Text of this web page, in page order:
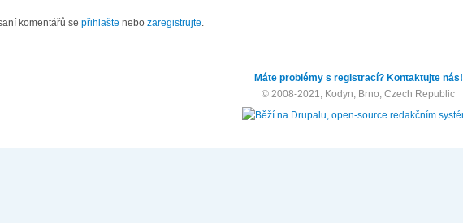
komentářů se přihlašte nebo zaregistrujte.
Máte problémy s registrací? Kontaktujte nás!
© 2008-2021, Kodyn, Brno, Czech Republic